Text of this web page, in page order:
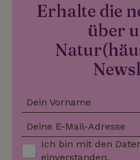
Erhalte die
über
Dein Vorname
Deine E-Mail-Adresse
Ich bin mit den
einverstanden.
_nhftconstraint_translations
_nhftconstraint_search-
geo-json